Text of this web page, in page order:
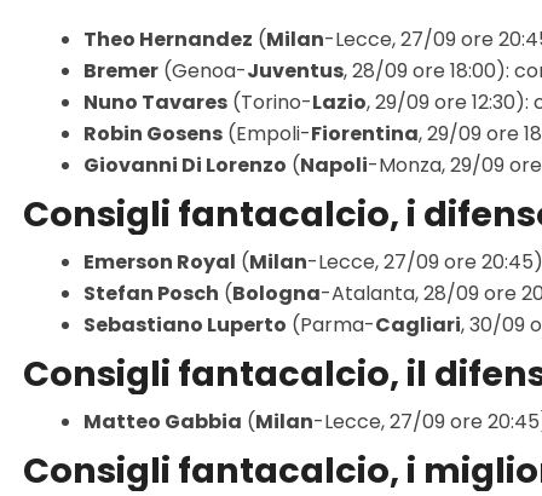
Theo Hernandez (Milan-Lecce, 27/09 ore
Bremer(Genoa-Juventus, 28/09 ore 18:00):
Nuno Tavares(Torino-Lazio, 29/09 ore
Robin Gosens(Empoli-Fiorentina, 29/09 ore
Giovanni Di Lorenzo (Napoli-Monza, 29/09
Consigli fantacalcio, i
Emerson Royal (Milan-Lecce, 27/09 ore
Stefan Posch (Bologna-Atalanta, 28/09 ore
Sebastiano Luperto (Parma-Cagliari, 30/09
Consigli fantacalcio, il
Matteo Gabbia (Milan-Lecce, 27/09 ore
Consigli fantacalcio, i